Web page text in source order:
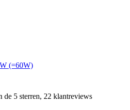
(=60W)
de 5 sterren, 22 klantreviews